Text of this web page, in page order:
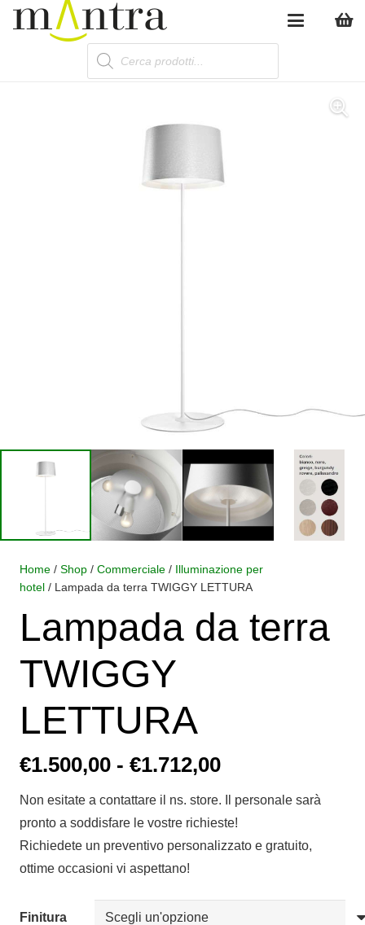
Products
search
Home / Shop / Commerciale / Illuminazione per
hotel / Lampada da terra TWIGGY LETTURA
Lampada da terra
TWIGGY
LETTURA
€1.500,00 - €1.712,00Fascia
prezzo:
da
€1.500,00
€1.712,00
Non esitate a contattare il ns. store. Il personale sarà
pronto a soddisfare le vostre richieste!
Richiedete un preventivo personalizzato e gratuito,
ottime occasioni vi aspettano!
Finitura